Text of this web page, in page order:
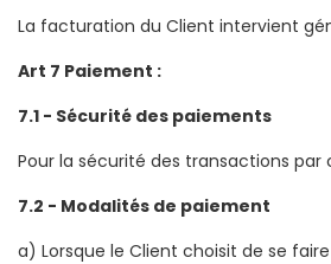
Art 7 Paiement :
7.1 - Sécurité des paiements
7.2 - Modalités de paiement